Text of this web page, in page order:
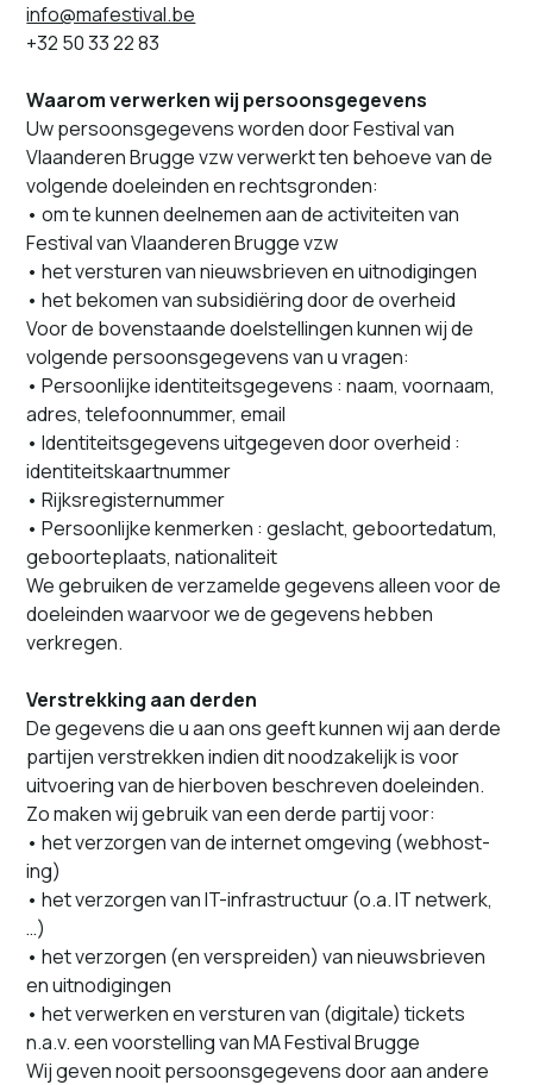
info@​mafestival.​be
+32 50 33 22 83
Waarom ver­w­erken wij per­soon­s­gegevens
Uw per­soon­s­gegevens wor­den door Festival van
Vlaanderen Brugge vzw ver­w­erkt ten beho­eve van de
vol­gende doelein­den en rechts­gron­den:
• om te kun­nen deel­ne­men aan de activiteit­en van
Festival van Vlaanderen Brugge vzw
• het ver­s­turen van nieuws­brieven en uitn­odigin­gen
• het bekomen van sub­sidiëring door de overheid
Voor de boven­staande doel­stellin­gen kun­nen wij de
vol­gende per­soon­s­gegevens van u vra­gen:
• Persoonlijke iden­titeits­gegevens : naam, voor­naam,
adres, tele­foon­num­mer, email
• Identiteitsgegevens uit­gegeven door over­heid :
iden­titeit­skaart­num­mer
• Rijksregisternummer
• Persoonlijke ken­merken : ges­lacht, geboorte­da­tum,
geboorteplaats, nationaliteit
We gebruiken de verza­melde gegevens alleen voor de
doelein­den waar­voor we de gegevens hebben
verkregen.
Verstrekking aan der­den
De gegevens die u aan ons geeft kun­nen wij aan derde
par­ti­jen ver­strekken indi­en dit noodza­ke­lijk is voor
uitvo­er­ing van de hier­boven beschreven doeleinden.
Zo mak­en wij gebruik van een derde par­tij voor:
• het ver­zor­gen van de inter­net omgev­ing (web­host­
ing)
• het ver­zor­gen van IT-infra­struc­tu­ur (o.a. IT netwerk,
…)
• het ver­zor­gen (en ver­sprei­den) van nieuws­brieven
en uitn­odigin­gen
• het ver­w­erken en ver­s­turen van (dig­i­tale) tick­ets
n.a.v. een voorstelling van MA Festival Brugge
Wij geven nooit per­soon­s­gegevens door aan andere